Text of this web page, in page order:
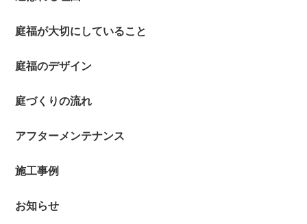
庭福が大切にしていること
庭福のデザイン
庭づくりの流れ
アフターメンテナンス
施工事例
お知らせ